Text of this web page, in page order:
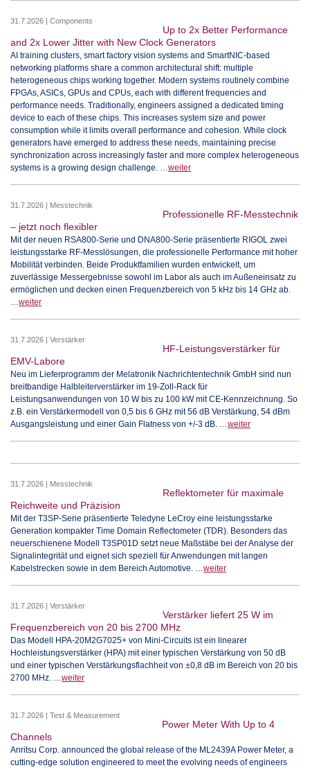
31.7.2026 | Components
Up to 2x Better Performance
and 2x Lower Jitter with New Clock Generators
AI training clusters, smart factory vision systems and SmartNIC-based
networking platforms share a common architectural shift: multiple
heterogeneous chips working together. Modern systems routinely combine
FPGAs, ASICs, GPUs and CPUs, each with different frequencies and
performance needs. Traditionally, engineers assigned a dedicated timing
device to each of these chips. This increases system size and power
consumption while it limits overall performance and cohesion. While clock
generators have emerged to address these needs, maintaining precise
synchronization across increasingly faster and more complex heterogeneous
systems is a growing design challenge. …weiter
31.7.2026 | Messtechnik
Professionelle RF-Messtechnik
– jetzt noch flexibler
Mit der neuen RSA800-Serie und DNA800-Serie präsentierte RIGOL zwei
leistungsstarke RF-Messlösungen, die professionelle Performance mit hoher
Mobilität verbinden. Beide Produktfamilien wurden entwickelt, um
zuverlässige Messergebnisse sowohl im Labor als auch im Außeneinsatz zu
ermöglichen und decken einen Frequenzbereich von 5 kHz bis 14 GHz ab.
…weiter
31.7.2026 | Verstärker
HF-Leistungsverstärker für
EMV-Labore
Neu im Lieferprogramm der Melatronik Nachrichtentechnik GmbH sind nun
breitbandige Halbleiterverstärker im 19-Zoll-Rack für
Leistungsanwendungen von 10 W bis zu 100 kW mit CE-Kennzeichnung. So
z.B. ein Verstärkermodell von 0,5 bis 6 GHz mit 56 dB Verstärkung, 54 dBm
Ausgangsleistung und einer Gain Flatness von +/-3 dB. …weiter
31.7.2026 | Messtechnik
Reflektometer für maximale
Reichweite und Präzision
Mit der T3SP-Serie präsentierte Teledyne LeCroy eine leistungsstarke
Generation kompakter Time Domain Reflectometer (TDR). Besonders das
neuerschienene Modell T3SP01D setzt neue Maßstäbe bei der Analyse der
Signalintegrität und eignet sich speziell für Anwendungen mit langen
Kabelstrecken sowie in dem Bereich Automotive. …weiter
31.7.2026 | Verstärker
Verstärker liefert 25 W im
Frequenzbereich von 20 bis 2700 MHz
Das Modell HPA-20M2G7025+ von Mini-Circuits ist ein linearer
Hochleistungsverstärker (HPA) mit einer typischen Verstärkung von 50 dB
und einer typischen Verstärkungsflachheit von ±0,8 dB im Bereich von 20 bis
2700 MHz. …weiter
31.7.2026 | Test & Measurement
Power Meter With Up to 4
Channels
Anritsu Corp. announced the global release of the ML2439A Power Meter, a
cutting-edge solution engineered to meet the evolving needs of engineers